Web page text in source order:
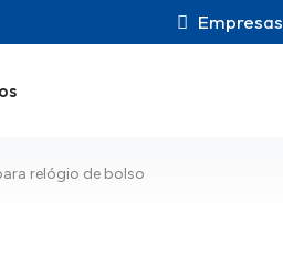
Empresas
relógio de bolso